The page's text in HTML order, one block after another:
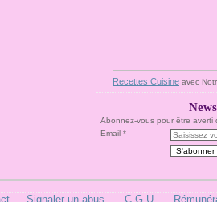
Recettes Cuisine avec
Abonnez-vous pour être averti
Email
Signaler un abus C.G.U.